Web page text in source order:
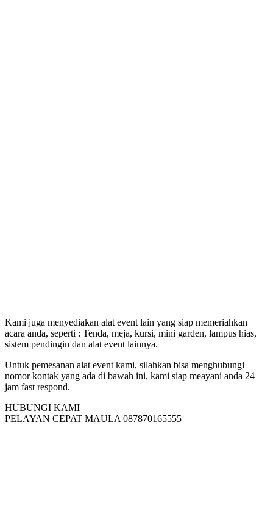
Kami juga menyediakan alat event lain yang siap memeriahkan
acara anda, seperti : Tenda, meja, kursi, mini garden, lampus hias,
sistem pendingin dan alat event lainnya.
Untuk pemesanan alat event kami, silahkan bisa menghubungi
nomor kontak yang ada di bawah ini, kami siap meayani anda 24
jam fast respond.
HUBUNGI KAMI
PELAYAN CEPAT MAULA 087870165555